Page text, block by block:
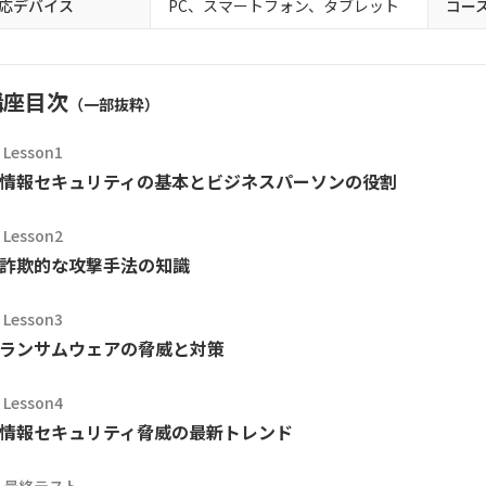
デバイス PC、スマートフォン、タブレット コー
目次（一部抜粋）
Lesson1
報セキュリティの基本とビジネスパーソンの役割
Lesson2
欺的な攻撃手法の知識
Lesson3
ンサムウェアの脅威と対策
Lesson4
報セキュリティ脅威の最新トレンド